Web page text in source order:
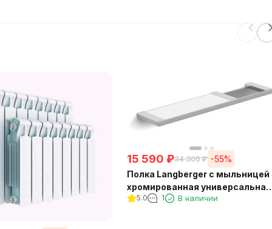
15 590 ₽34 300 ₽ -55%
Полка Langberger с мыльницей
хромированная универсальная
к стене 52 см 31060C
5.0 1 В наличии